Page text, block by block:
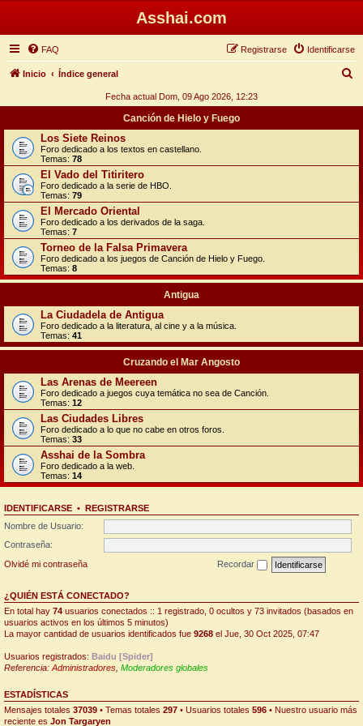
Asshai.com
FAQ Identificarse
Registrarse
Inicio Índice general
c
Fecha actual Dom, 09 Ago 2026, 12:23
Canción de Hielo y Fuego
Los Siete Reinos
Foro dedicado a los textos en castellano.
Temas: 78
El Vado del Titiritero
Foro dedicado a la serie de HBO.
Temas: 79
El Mercado Oriental
Foro dedicado a los derivados de la saga.
Temas: 7
Torneo de la Falsa Primavera
Foro dedicado a los juegos de Canción de Hielo y Fuego.
Temas: 8
Antigua
La Ciudadela de Antigua
Foro dedicado a la literatura, al cine y a la música.
Temas: 41
Cruzando el Mar Angosto
Las Arenas de Meereen
Foro dedicado a juegos cuya temática no sea de Canción.
Temas: 12
Las Ciudades Libres
Foro dedicado a lo que no cabe en otros foros.
Temas: 33
Asshai de la Sombra
Foro dedicado a la web.
Temas: 14
IDENTIFICARSE • REGISTRARSE
Nombre de Usuario:
Contraseña:
Olvidé mi contraseña
Recordar
¿QUIÉN ESTÁ CONECTADO?
En total hay 74 usuarios conectados :: 1 registrado, 0 ocultos y 73 invitados (basados en
usuarios activos en los últimos 5 minutos)
La mayor cantidad de usuarios identificados fue 9268 el Jue, 30 Oct 2025, 07:47
Usuarios registrados: Baidu [Spider]
Referencia: Administradores Moderadores globales
ESTADÍSTICAS
Mensajes totales 37039 • Temas totales 297 • Usuarios totales 596 • Nuestro usuario más
reciente es Jon Targaryen